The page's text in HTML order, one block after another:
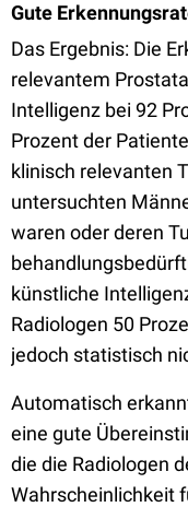
Gute
Das Ergebnis: Die
relevantem
Intelligenz bei 92
Prozent der
klinisch relevanten
untersuchten
waren oder deren
künstliche
Radiologen 50
jedoch statistisch
Automatisch
eine gute
die die Radiologen
Wahrscheinlichkeit